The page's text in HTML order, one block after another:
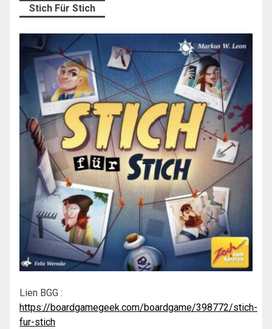
Stich Für Stich
Lien BGG :
https://boardgamegeek.com/boardgame/398772/stich-
fur-stich